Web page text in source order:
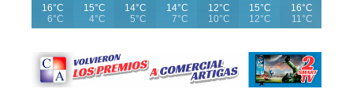
16°C
6°C
15°C
4°C
14°C
5°C
14°C
7°C
12°C
10°C
15°C
12°C
16°C
11°C